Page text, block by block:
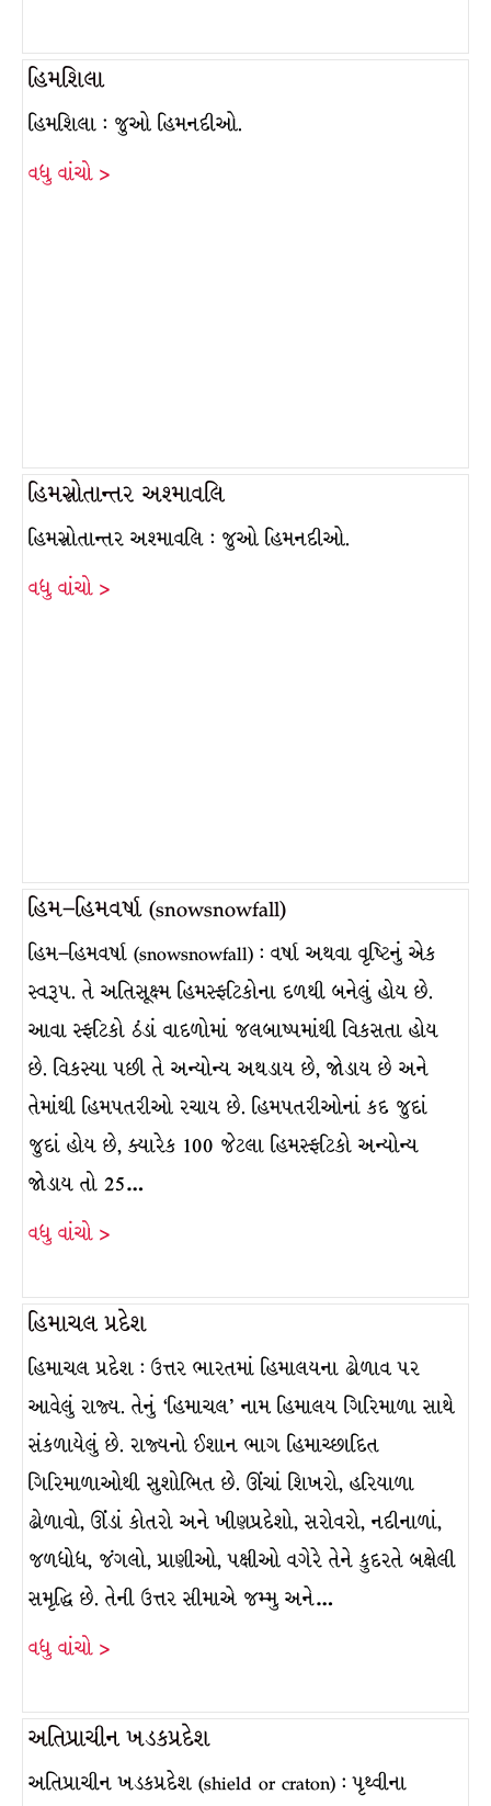
હિમશિલા
હિમશિલા : જુઓ હિમનદીઓ.
વધુ વાંચો >
હિમસ્રોતાન્તર અશ્માવલિ
હિમસ્રોતાન્તર અશ્માવલિ : જુઓ હિમનદીઓ.
વધુ વાંચો >
હિમ–હિમવર્ષા (snowsnowfall)
હિમ–હિમવર્ષા (snowsnowfall) : વર્ષા અથવા વૃષ્ટિનું એક
સ્વરૂપ. તે અતિસૂક્ષ્મ હિમસ્ફટિકોના દળથી બનેલું હોય છે.
આવા સ્ફટિકો ઠંડાં વાદળોમાં જલબાષ્પમાંથી વિકસતા હોય
છે. વિકસ્યા પછી તે અન્યોન્ય અથડાય છે, જોડાય છે અને
તેમાંથી હિમપતરીઓ રચાય છે. હિમપતરીઓનાં કદ જુદાં
જુદાં હોય છે, ક્યારેક 100 જેટલા હિમસ્ફટિકો અન્યોન્ય
જોડાય તો 25…
વધુ વાંચો >
હિમાચલ પ્રદેશ
હિમાચલ પ્રદેશ : ઉત્તર ભારતમાં હિમાલયના ઢોળાવ પર
આવેલું રાજ્ય. તેનું ‘હિમાચલ’ નામ હિમાલય ગિરિમાળા સાથે
સંકળાયેલું છે. રાજ્યનો ઈશાન ભાગ હિમાચ્છાદિત
ગિરિમાળાઓથી સુશોભિત છે. ઊંચાં શિખરો, હરિયાળા
ઢોળાવો, ઊંડાં કોતરો અને ખીણપ્રદેશો, સરોવરો, નદીનાળાં,
જળધોધ, જંગલો, પ્રાણીઓ, પક્ષીઓ વગેરે તેને કુદરતે બક્ષેલી
સમૃદ્ધિ છે. તેની ઉત્તર સીમાએ જમ્મુ અને…
વધુ વાંચો >
અતિપ્રાચીન ખડકપ્રદેશ
અતિપ્રાચીન ખડકપ્રદેશ (shield or craton) : પૃથ્વીના